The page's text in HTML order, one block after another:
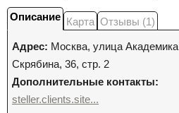
Описание Карта Отзывы (1)
Адрес: Москва, улица Академика
Скрябина, 36, стр. 2
Дополнительные контакты:
steller.clients.site...